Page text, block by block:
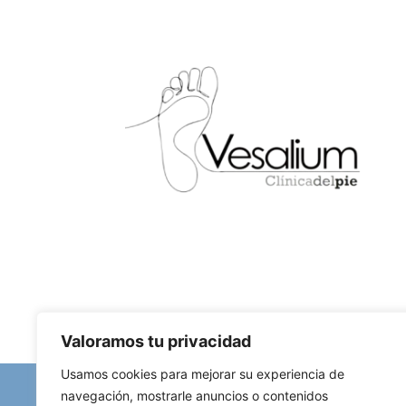
Valoramos tu privacidad
Usamos cookies para mejorar su experiencia de
navegación, mostrarle anuncios o contenidos